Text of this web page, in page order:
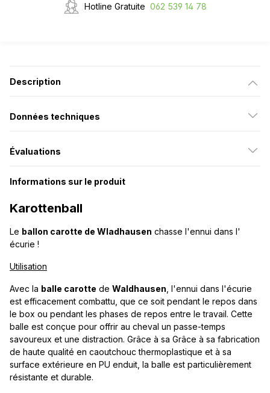
Hotline Gratuite 062 539 14 78
Description
Données techniques
Évaluations
Informations sur le produit
Karottenball
Le ballon carotte de Wladhausen chasse l'ennui dans l'
écurie !
Utilisation
Avec la balle carotte de Waldhausen , l'ennui dans l'écurie
est efficacement combattu, que ce soit pendant le repos dans
le box ou pendant les phases de repos entre le travail. Cette
balle est conçue pour offrir au cheval un passe-temps
savoureux et une distraction. Grâce à sa Grâce à sa fabrication
de haute qualité en caoutchouc thermoplastique et à sa
surface extérieure en PU enduit, la balle est particulièrement
résistante et durable.